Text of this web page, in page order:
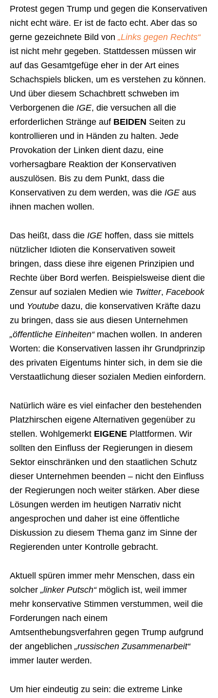
Protest gegen Trump und gegen die Konservativen
nicht echt wäre. Er ist de facto echt. Aber das so
gerne gezeichnete Bild von „Links gegen Rechts“
ist nicht mehr gegeben. Stattdessen müssen wir
auf das Gesamtgefüge eher in der Art eines
Schachspiels blicken, um es verstehen zu können.
Und über diesem Schachbrett schweben im
Verborgenen die IGE, die versuchen all die
erforderlichen Stränge auf BEIDEN Seiten zu
kontrollieren und in Händen zu halten. Jede
Provokation der Linken dient dazu, eine
vorhersagbare Reaktion der Konservativen
auszulösen. Bis zu dem Punkt, dass die
Konservativen zu dem werden, was die IGE aus
ihnen machen wollen.
Das heißt, dass die IGE hoffen, dass sie mittels
nützlicher Idioten die Konservativen soweit
bringen, dass diese ihre eigenen Prinzipien und
Rechte über Bord werfen. Beispielsweise dient die
Zensur auf sozialen Medien wie Twitter, Facebook
und Youtube dazu, die konservativen Kräfte dazu
zu bringen, dass sie aus diesen Unternehmen
„öffentliche Einheiten“machen wollen. In anderen
Worten: die Konservativen lassen ihr Grundprinzip
des privaten Eigentums hinter sich, in dem sie die
Verstaatlichung dieser sozialen Medien einfordern.
Natürlich wäre es viel einfacher den bestehenden
Platzhirschen eigene Alternativen gegenüber zu
stellen. Wohlgemerkt EIGENE Plattformen. Wir
sollten den Einfluss der Regierungen in diesem
Sektor einschränken und den staatlichen Schutz
dieser Unternehmen beenden – nicht den Einfluss
der Regierungen noch weiter stärken. Aber diese
Lösungen werden im heutigen Narrativ nicht
angesprochen und daher ist eine öffentliche
Diskussion zu diesem Thema ganz im Sinne der
Regierenden unter Kontrolle gebracht.
Aktuell spüren immer mehr Menschen, dass ein
solcher „linker Putsch“möglich ist, weil immer
mehr konservative Stimmen verstummen, weil die
Forderungen nach einem
Amtsenthebungsverfahren gegen Trump aufgrund
der angeblichen „russischen Zusammenarbeit“
immer lauter werden.
Um hier eindeutig zu sein: die extreme Linke